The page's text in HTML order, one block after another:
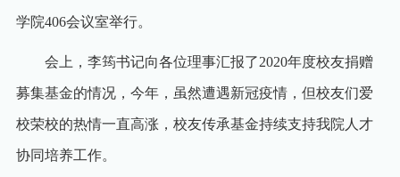
学院406会议室举行。
会上，李筠书记向各位理事汇报了2020年度校友捐赠
募集基金的情况，今年，虽然遭遇新冠疫情，但校友们爱
校荣校的热情一直高涨，校友传承基金持续支持我院人才
协同培养工作。